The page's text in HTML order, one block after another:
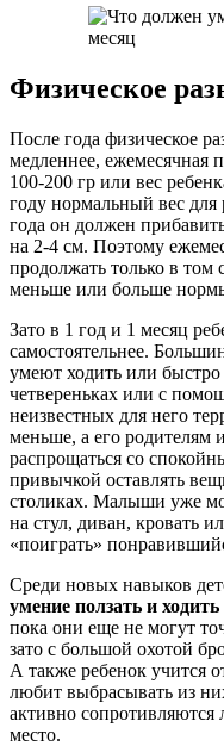
Физическое
После года физическое
медленнее, ежемесячная
100-200 гр или вес
году нормальный вес для
года он должен
на 2-4 см. Поэтому
продолжать только в том
меньше или больше
Зато в 1 год и 1 месяц
самостоятельнее.
умеют ходить или
четвереньках или с
неизвестных для него
меньше, а его родителям
распрощаться со
привычкой оставлять
столиках. Малыши уже
на стул, диван, кровать
«поиграть»
Среди новых навыков
умение ползать и
пока они еще не могут
зато с большой охотой
А также ребенок учится
любит выбрасывать из
активно
место.